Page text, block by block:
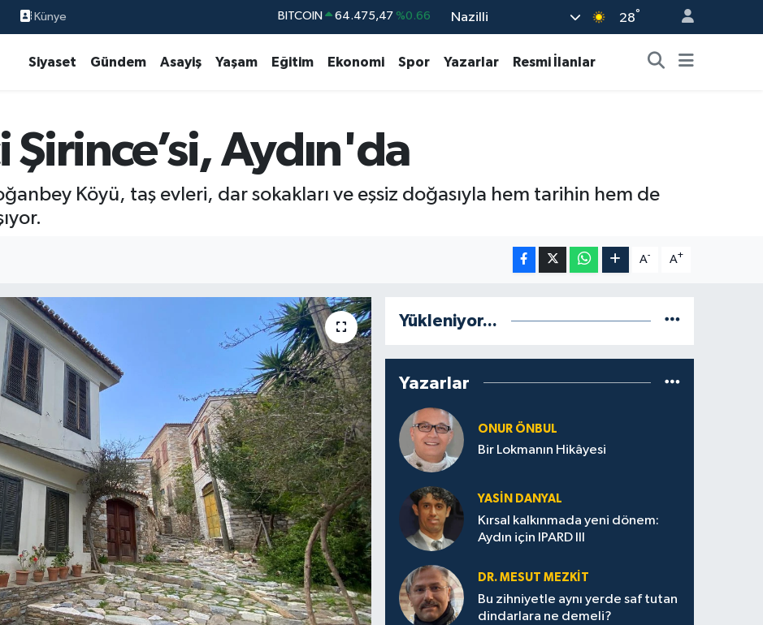
Künye DOLAR 47,5971 %0.05
BİST100 13.703
BITCOIN 64.475,47 %0.66
Nazilli 28°
Siyaset Gündem Asayiş Yaşam Eğitim Ekonomi Spor Yazarlar Resmi İlanlar
Şirince’si, Aydın'da
Köyü, taş evleri, dar sokakları ve eşsiz doğasıyla hem tarihin hem de
A- A+
Yükleniyor...
Yazarlar
ONUR ÖNBUL
Bir Lokmanın Hikâyesi
YASIN DANYAL
Kırsal kalkınmada yeni dönem:
Aydın için IPARD III
DR. MESUT MEZKIT
Bu zihniyetle aynı yerde saf tutan
dindarlara ne demeli?